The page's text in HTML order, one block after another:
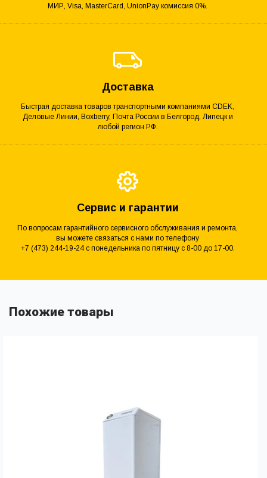
МИР, Visa, MasterCard, UnionPay комиссия 0%.
Доставка
Быстрая доставка товаров транспортными компаниями CDEK,
Деловые Линии, Boxberry, Почта России в Белгород, Липецк и
любой регион РФ.
Сервис и гарантии
По вопросам гарантийного сервисного обслуживания и ремонта,
вы можете связаться с нами по телефону
+7 (473) 244-19-24 с понедельника по пятницу с 8-00 до 17-00.
Похожие товары